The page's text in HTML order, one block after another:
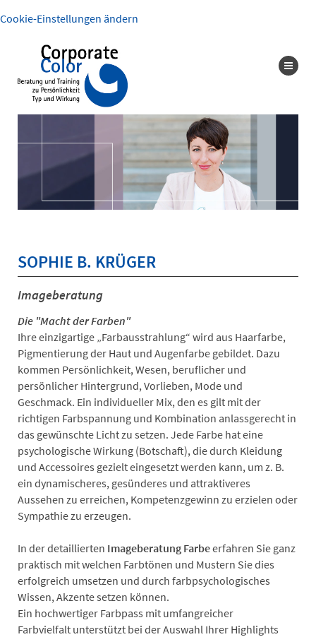
Cookie-Einstellungen ändern
SOPHIE B. KRÜGER
Imageberatung
Die "Macht der Farben"
Ihre einzigartige „Farbausstrahlung“ wird aus Haarfarbe,
Pigmentierung der Haut und Augenfarbe gebildet. Dazu
kommen Persönlichkeit, Wesen, beruflicher und
persönlicher Hintergrund, Vorlieben, Mode und
Geschmack. Ein individueller Mix, den es gilt mit der
richtigen Farbspannung und Kombination anlassgerecht in
das gewünschte Licht zu setzen. Jede Farbe hat eine
psychologische Wirkung (Botschaft), die durch Kleidung
und Accessoires gezielt eingesetzt werden kann, um z. B.
ein dynamischeres, gesünderes und attraktiveres
Aussehen zu erreichen, Kompetenzgewinn zu erzielen oder
Sympathie zu erzeugen.
In der detaillierten Imageberatung Farbeerfahren Sie ganz
praktisch mit welchen Farbtönen und Mustern Sie dies
erfolgreich umsetzen und durch farbpsychologisches
Wissen, Akzente setzen können.
Ein hochwertiger Farbpass mit umfangreicher
Farbvielfalt unterstützt bei der Auswahl Ihrer Highlights